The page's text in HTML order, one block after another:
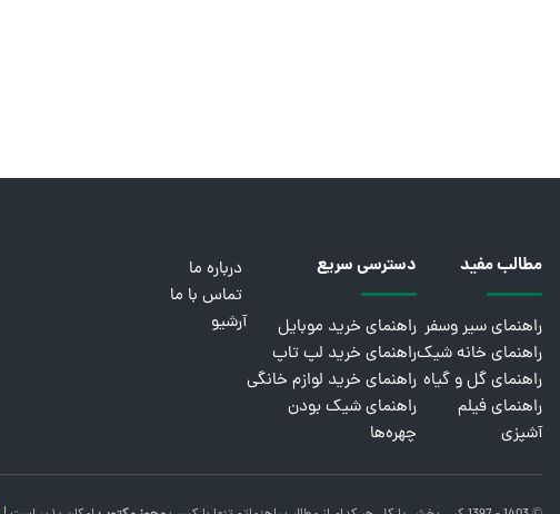
مطالب مفید
راهنمای سیر وسفر
راهنمای خانه شیک
راهنمای گل و گیاه
راهنمای فیلم
آشپزی
دسترسی سریع
راهنمای خرید موبایل
راهنمای خرید لپ تاپ
راهنمای خرید لوازم خانگی
راهنمای شیک بودن
چهره‌ها
درباره ما
تماس با ما
آرشیو